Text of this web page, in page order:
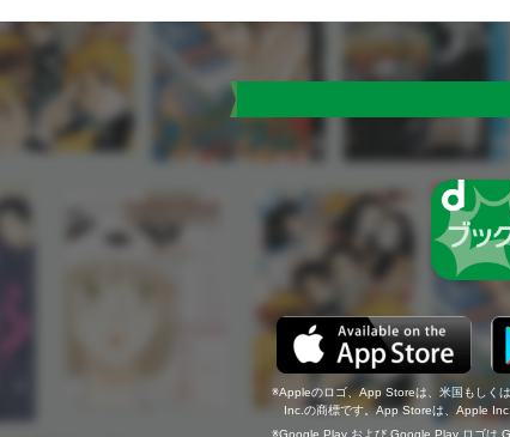
Appleのロゴ、App Storeは、米国もしく
Inc.の商標です。App Storeは、Apple
Google Play および Google Play ロゴは